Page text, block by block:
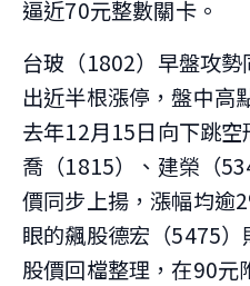
逼近70元整數關卡。
台玻（1802）早盤攻
出近半根漲停，盤中高
去年12月15日向下跳
喬（1815）、建榮（
價同步上揚，漲幅均逾
眼的飆股德宏（5475）
股價回檔整理，在90元